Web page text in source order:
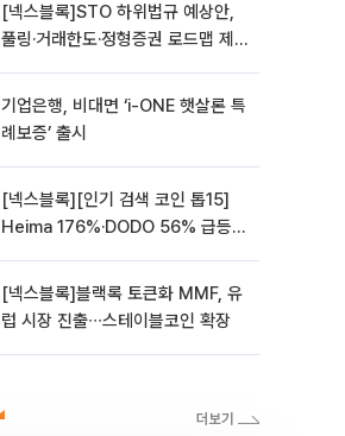
[넥스블록]STO 하위법규 예상안,
풀링·거래한도·정형증권 로드맵 제
기업은행, 비대면 ‘i-ONE 햇살론 특
례보증’ 출시
[넥스블록][인기 검색 코인 톱15]
Heima 176%·DODO 56% 급등…
[넥스블록]블랙록 토큰화 MMF, 유
럽 시장 진출∙∙∙스테이블코인 확장